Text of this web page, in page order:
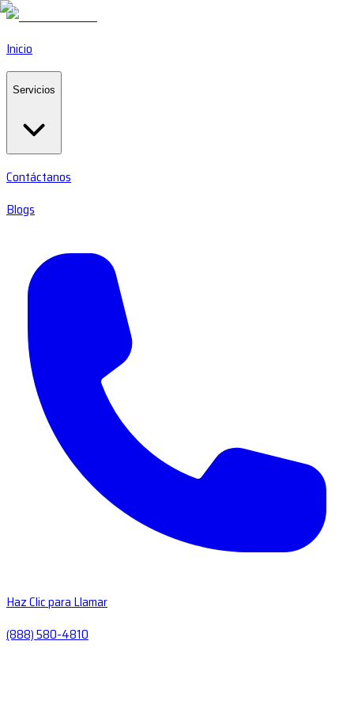
Inicio
Servicios
Contáctanos
Blogs
Haz Clic para Llamar
(888) 580-4810